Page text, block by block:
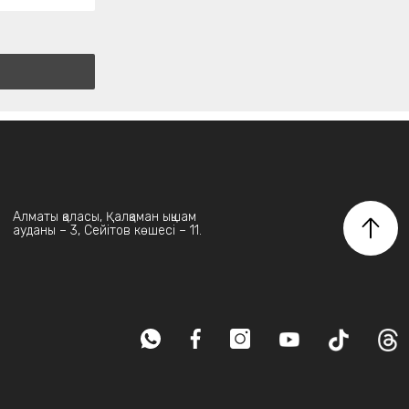
Алматы қаласы, Қалқаман ықшам
ауданы – 3, Сейітов көшесі – 11.